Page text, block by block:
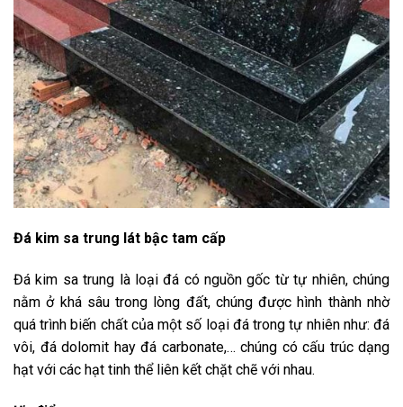
Đá kim sa trung lát bậc tam cấp
Đá kim sa trung là loại đá có nguồn gốc từ tự nhiên, chúng
nằm ở khá sâu trong lòng đất, chúng được hình thành nhờ
quá trình biến chất của một số loại đá trong tự nhiên như: đá
vôi, đá dolomit hay đá carbonate,… chúng có cấu trúc dạng
hạt với các hạt tinh thể liên kết chặt chẽ với nhau.